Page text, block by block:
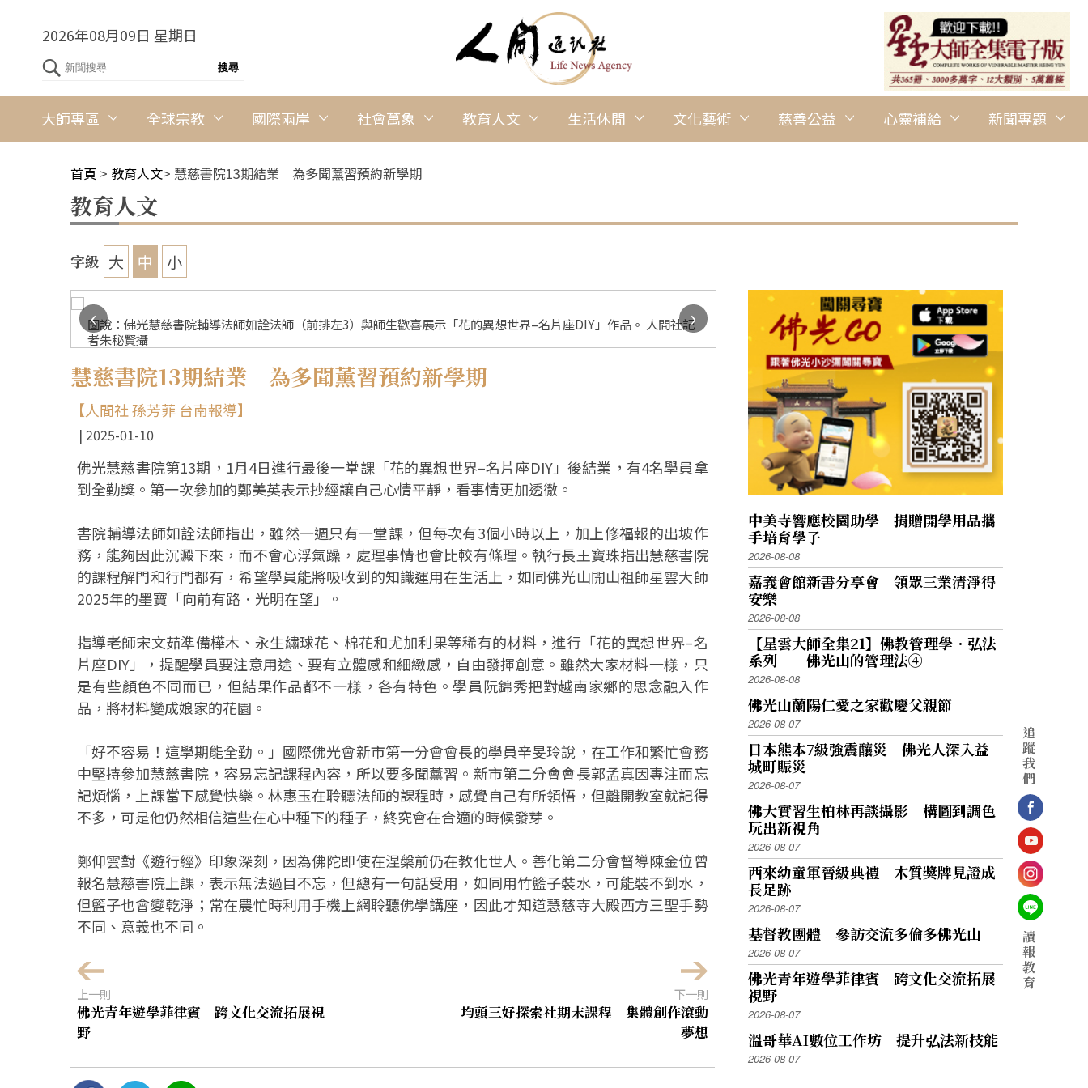
2026年08月09日 星期日
大師專區 全球宗教 國際兩岸 社會萬象 教育人文 生活休閒 文化藝術 慈善公益 心靈補給 新聞專題
首頁 > 教育人文> 慧慈書院13期結業 為多聞薰習預約新學期
教育人文
字級 大 中 小
圖說：佛光慧慈書院輔導法師如詮法師（前排左3）與師生歡喜展示「花的異想世界–名片座DIY」作品。 人間社記
者朱秘賢攝
圖說：學員歡喜展示自己的DIY作品。 人間社記者孫芳菲攝
‹
›
慧慈書院13期結業 為多聞薰習預約新學期
【人間社 孫芳菲 台南報導】
2025-01-10
佛光慧慈書院第13期，1月4日進行最後一堂課「花的異想世界–名片座DIY」後結業，有4名學員拿
到全勤獎。第一次參加的鄭美英表示抄經讓自己心情平靜，看事情更加透徹。
書院輔導法師如詮法師指出，雖然一週只有一堂課，但每次有3個小時以上，加上修福報的出坡作
務，能夠因此沉澱下來，而不會心浮氣躁，處理事情也會比較有條理。執行長王寶珠指出慧慈書院
的課程解門和行門都有，希望學員能將吸收到的知識運用在生活上，如同佛光山開山祖師星雲大師
2025年的墨寶「向前有路．光明在望」。
指導老師宋文茹準備樺木、永生繡球花、棉花和尤加利果等稀有的材料，進行「花的異想世界–名
片座DIY」，提醒學員要注意用途、要有立體感和細緻感，自由發揮創意。雖然大家材料一様，只
是有些顏色不同而已，但結果作品都不一様，各有特色。學員阮錦秀把對越南家鄉的思念融入作
品，將材料變成娘家的花園。
「好不容易！這學期能全勤。」國際佛光會新市第一分會會長的學員辛旻玲說，在工作和繁忙會務
中堅持參加慧慈書院，容易忘記課程內容，所以要多聞薰習。新市第二分會會長郭孟真因專注而忘
記煩惱，上課當下感覺快樂。林惠玉在聆聽法師的課程時，感覺自己有所領悟，但離開教室就記得
不多，可是他仍然相信這些在心中種下的種子，終究會在合適的時候發芽。
鄭仰雲對《遊行經》印象深刻，因為佛陀即使在涅槃前仍在教化世人。善化第二分會督導陳金位曾
報名慧慈書院上課，表示無法過目不忘，但總有一句話受用，如同用竹籃子裝水，可能裝不到水，
但籃子也會變乾淨；常在農忙時利用手機上網聆聽佛學講座，因此才知道慧慈寺大殿西方三聖手勢
不同、意義也不同。
上一則
佛光青年遊學菲律賓 跨文化交流拓展視
野
下一則
均頭三好探索社期末課程 集體創作滾動
夢想
中美寺響應校園助學 捐贈開學用品攜
手培育學子
2026-08-08
嘉義會館新書分享會 領眾三業清淨得
安樂
2026-08-08
【星雲大師全集21】佛教管理學．弘法
系列──佛光山的管理法④
2026-08-08
佛光山蘭陽仁愛之家歡慶父親節
2026-08-07
日本熊本7級強震釀災 佛光人深入益
城町賑災
2026-08-07
佛大實習生柏林再談攝影 構圖到調色
玩出新視角
2026-08-07
西來幼童軍晉級典禮 木質獎牌見證成
長足跡
2026-08-07
基督教團體 參訪交流多倫多佛光山
2026-08-07
佛光青年遊學菲律賓 跨文化交流拓展
視野
2026-08-07
溫哥華AI數位工作坊 提升弘法新技能
2026-08-07
追
蹤
我
們
讀
報
教
育